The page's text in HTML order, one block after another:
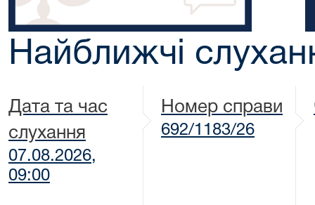
Найближчі
Дата та час
слухання
07.08.2026,
09:00
Номер справи
692/1183/26